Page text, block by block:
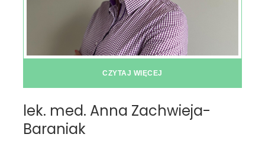
CZYTAJ WIĘCEJ
lek. med. Anna Zachwieja-
Baraniak